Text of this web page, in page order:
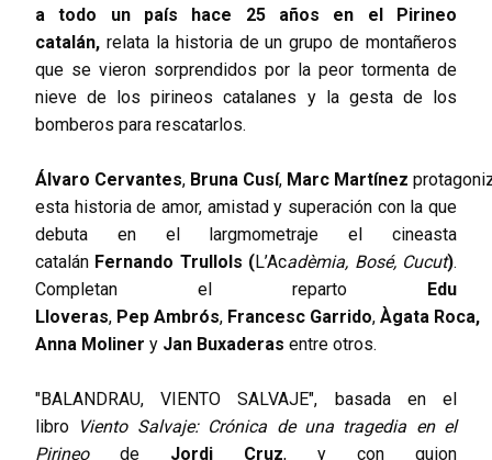
a todo un país hace 25 años en el Pirineo
catalán, relata la historia de un grupo de montañeros
que se vieron sorprendidos por la peor tormenta de
nieve de los pirineos catalanes y la gesta de los
bomberos para rescatarlos.
Álvaro Cervantes, Bruna Cusí, Marc Martínez
esta historia de amor, amistad y superación con la que
debuta en el largmometraje el cineasta
catalán Fernando Trullols (L’Acadèmia, Bosé, Cucut).
Completan el reparto Edu
Lloveras, Pep Ambrós, Francesc Garrido, Àgata Roca,
Anna Moliner y Jan Buxaderas entre otros.
"BALANDRAU, VIENTO SALVAJE", basada en el
libro Viento Salvaje: Crónica de una tragedia en el
Pirineode Jordi Cruz, y con guion